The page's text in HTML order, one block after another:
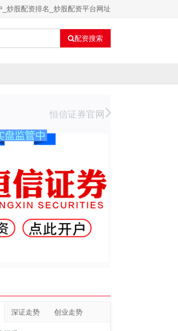
_炒股配资排名_炒股配资平台网址
配资搜索
恒信证券官网
深证走势 创业走势